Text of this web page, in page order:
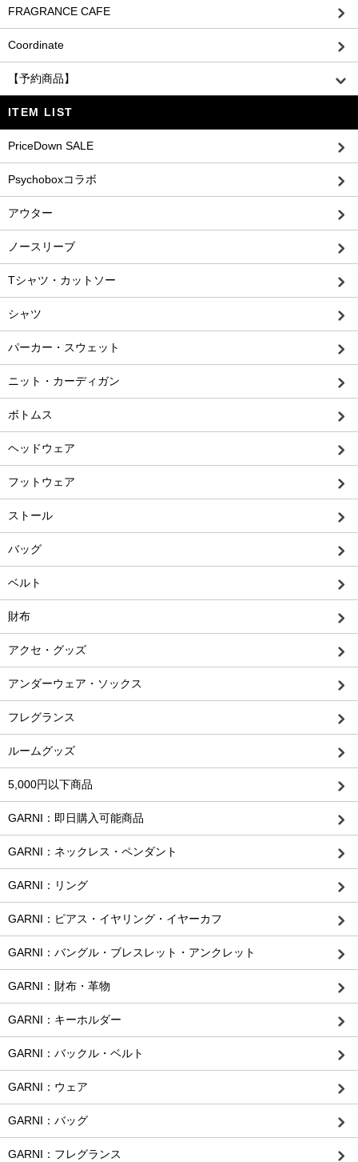
FRAGRANCE CAFE
Coordinate
【予約商品】
ITEM LIST
PriceDown SALE
Psychoboxコラボ
アウター
ノースリーブ
Tシャツ・カットソー
シャツ
パーカー・スウェット
ニット・カーディガン
ボトムス
ヘッドウェア
フットウェア
ストール
バッグ
ベルト
財布
アクセ・グッズ
アンダーウェア・ソックス
フレグランス
ルームグッズ
5,000円以下商品
GARNI：即日購入可能商品
GARNI：ネックレス・ペンダント
GARNI：リング
GARNI：ピアス・イヤリング・イヤーカフ
GARNI：バングル・ブレスレット・アンクレット
GARNI：財布・革物
GARNI：キーホルダー
GARNI：バックル・ベルト
GARNI：ウェア
GARNI：バッグ
GARNI：フレグランス